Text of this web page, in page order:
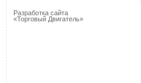
Разработка сайта
«Торговый Двигатель»